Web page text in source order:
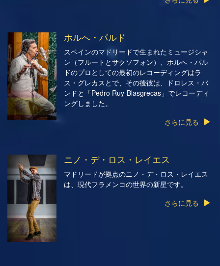
ホルへ・パルド
スペインのマドリードで生まれたミュージシャ
ン（フルートとサクソフォン）、ホルへ・パル
ドのプロとしての最初のレコーディングはラ
ス・グレカスとで、その後彼は、ドロレス・バ
ンドと「Pedro Ruy-Blasgrecas」でレコーディ
ングしました。
さらに見る
ニノ・デ・ロス・レイエス
マドリードが拠点のニノ・デ・ロス・レイエス
は、現代フラメンコの世界の新星です。
さらに見る